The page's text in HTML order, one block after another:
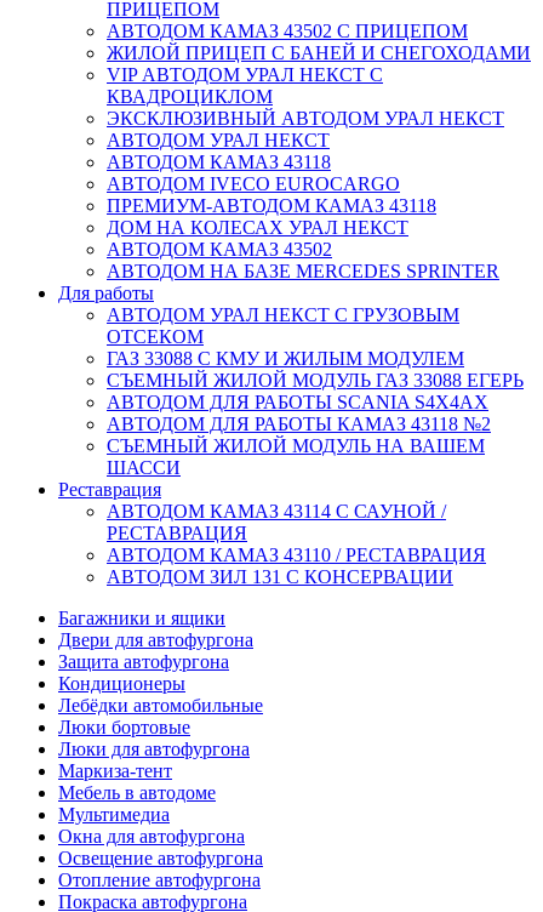
ПРИЦЕПОМ
АВТОДОМ КАМАЗ 43502 С ПРИЦЕПОМ
ЖИЛОЙ ПРИЦЕП С БАНЕЙ И СНЕГОХОДАМИ
VIP АВТОДОМ УРАЛ НЕКСТ С
КВАДРОЦИКЛОМ
ЭКСКЛЮЗИВНЫЙ АВТОДОМ УРАЛ НЕКСТ
АВТОДОМ УРАЛ НЕКСТ
АВТОДОМ КАМАЗ 43118
АВТОДОМ IVECO EUROCARGO
ПРЕМИУМ-АВТОДОМ КАМАЗ 43118
ДОМ НА КОЛЕСАХ УРАЛ НЕКСТ
АВТОДОМ КАМАЗ 43502
АВТОДОМ НА БАЗЕ MERCEDES SPRINTER
Для работы
АВТОДОМ УРАЛ НЕКСТ С ГРУЗОВЫМ
ОТСЕКОМ
ГАЗ 33088 С КМУ И ЖИЛЫМ МОДУЛЕМ
СЪЕМНЫЙ ЖИЛОЙ МОДУЛЬ ГАЗ 33088 ЕГЕРЬ
АВТОДОМ ДЛЯ РАБОТЫ SCANIA S4X4AX
АВТОДОМ ДЛЯ РАБОТЫ КАМАЗ 43118 №2
СЪЕМНЫЙ ЖИЛОЙ МОДУЛЬ НА ВАШЕМ
ШАССИ
Реставрация
АВТОДОМ КАМАЗ 43114 С САУНОЙ /
РЕСТАВРАЦИЯ
АВТОДОМ КАМАЗ 43110 / РЕСТАВРАЦИЯ
АВТОДОМ ЗИЛ 131 С КОНСЕРВАЦИИ
Багажники и ящики
Двери для автофургона
Защита автофургона
Кондиционеры
Лебёдки автомобильные
Люки бортовые
Люки для автофургона
Маркиза-тент
Мебель в автодоме
Мультимедиа
Окна для автофургона
Освещение автофургона
Отопление автофургона
Покраска автофургона